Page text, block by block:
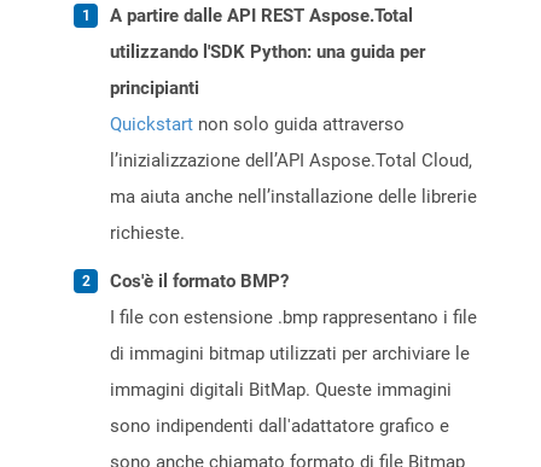
A partire dalle API REST Aspose.Total
utilizzando l'SDK Python: una guida per
principianti
Quickstart non solo guida attraverso
l’inizializzazione dell’API Aspose.Total Cloud,
ma aiuta anche nell’installazione delle librerie
richieste.
Cos'è il formato BMP?
I file con estensione .bmp rappresentano i file
di immagini bitmap utilizzati per archiviare le
immagini digitali BitMap. Queste immagini
sono indipendenti dall'adattatore grafico e
sono anche chiamato formato di file Bitmap